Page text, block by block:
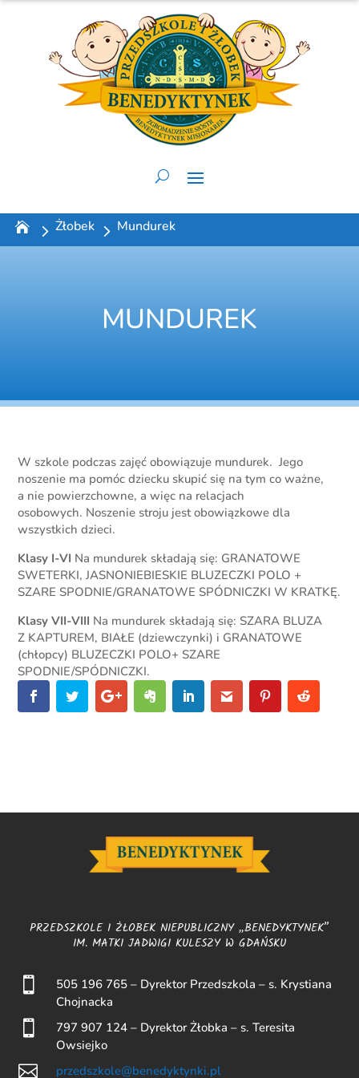
Żłobek Mundurek
MUNDUREK
W szkole podczas zajęć obowiązuje mundurek. Jego
noszenie ma pomóc dziecku skupić się na tym co ważne,
a nie powierzchowne, a więc na relacjach
osobowych. Noszenie stroju jest obowiązkowe dla
wszystkich dzieci.
Klasy I-VI Na mundurek składają się: GRANATOWE
SWETERKI, JASNONIEBIESKIE BLUZECZKI POLO +
SZARE SPODNIE/GRANATOWE SPÓDNICZKI W KRATKĘ.
Klasy VII-VIII Na mundurek składają się: SZARA BLUZA
Z KAPTUREM, BIAŁE (dziewczynki) i GRANATOWE
(chłopcy) BLUZECZKI POLO+ SZARE
SPODNIE/SPÓDNICZKI.
PRZEDSZKOLE I ŻŁOBEK NIEPUBLICZNY „BENEDYKTYNEK”
IM. MATKI JADWIGI KULESZY W GDAŃSKU

505 196 765 – Dyrektor Przedszkola – s. Krystiana
Chojnacka

797 907 124 – Dyrektor Żłobka – s. Teresita
Owsiejko
 przedszkole@benedyktynki.pl